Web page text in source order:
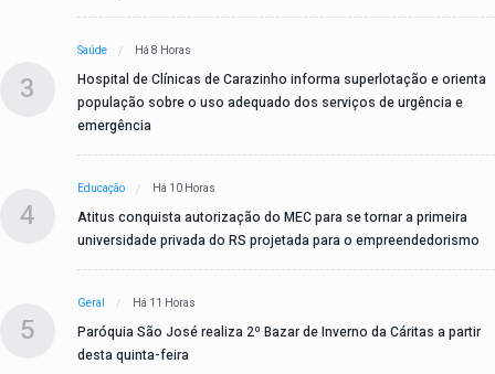
3
Saúde Há 8 Horas
Hospital de Clínicas de Carazinho informa superlotação e orienta
população sobre o uso adequado dos serviços de urgência e
emergência
4
Educação Há 10 Horas
Atitus conquista autorização do MEC para se tornar a primeira
universidade privada do RS projetada para o empreendedorismo
5
Geral Há 11 Horas
Paróquia São José realiza 2º Bazar de Inverno da Cáritas a partir
desta quinta-feira